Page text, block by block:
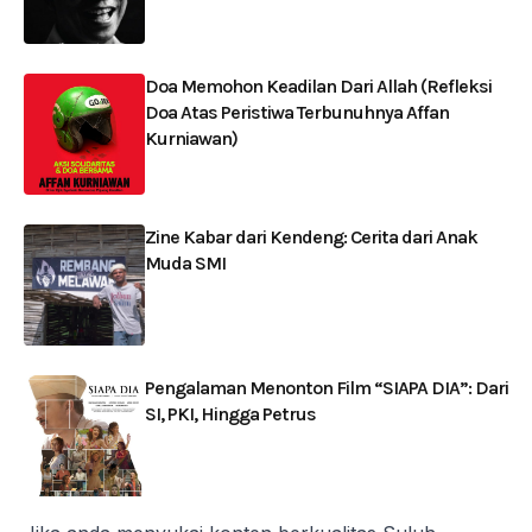
Doa Memohon Keadilan Dari Allah (Refleksi
Doa Atas Peristiwa Terbunuhnya Affan
Kurniawan)
Zine Kabar dari Kendeng: Cerita dari Anak
Muda SMI
Pengalaman Menonton Film “SIAPA DIA”: Dari
SI, PKI, Hingga Petrus